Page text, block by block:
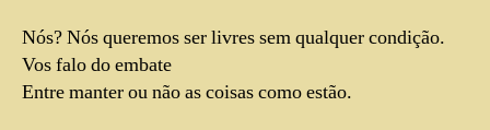
Nós? Nós queremos ser livres sem qualquer condição.
Vos falo do embate
Entre manter ou não as coisas como estão.